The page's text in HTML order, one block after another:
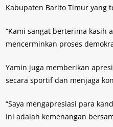
Kabupaten Barito Timur yang
“Kami sangat berterima kasih
mencerminkan proses
Yamin juga memberikan
secara sportif dan menjaga
“Saya mengapresiasi para
Ini adalah kemenangan